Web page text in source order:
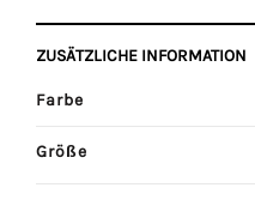
ZUSÄTZLICHE INFORMATION
Farbe
Größe